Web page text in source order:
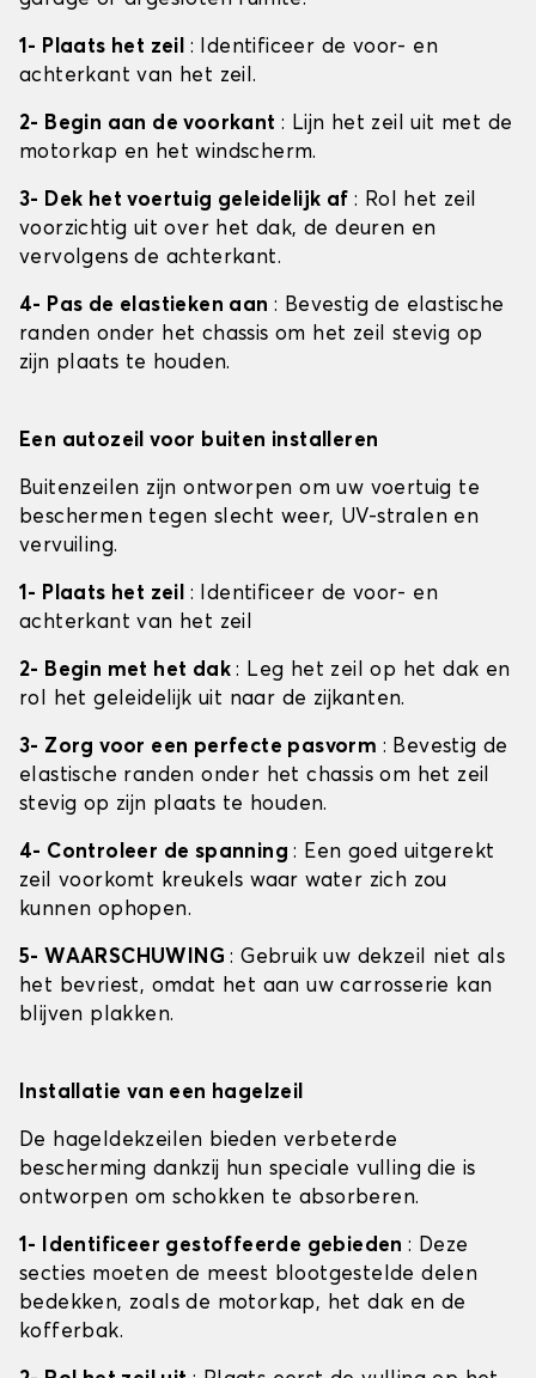
1- Plaats het zeil : Identificeer de voor- en
achterkant van het zeil.
2- Begin aan de voorkant : Lijn het zeil uit met de
motorkap en het windscherm.
3- Dek het voertuig geleidelijk af : Rol het zeil
voorzichtig uit over het dak, de deuren en
vervolgens de achterkant.
4- Pas de elastieken aan : Bevestig de elastische
randen onder het chassis om het zeil stevig op
zijn plaats te houden.
Een autozeil voor buiten installeren
Buitenzeilen zijn ontworpen om uw voertuig te
beschermen tegen slecht weer, UV-stralen en
vervuiling.
1- Plaats het zeil : Identificeer de voor- en
achterkant van het zeil
2- Begin met het dak: Leg het zeil op het dak en
rol het geleidelijk uit naar de zijkanten.
3- Zorg voor een perfecte pasvorm : Bevestig de
elastische randen onder het chassis om het zeil
stevig op zijn plaats te houden.
4- Controleer de spanning: Een goed uitgerekt
zeil voorkomt kreukels waar water zich zou
kunnen ophopen.
5- WAARSCHUWING: Gebruik uw dekzeil niet als
het bevriest, omdat het aan uw carrosserie kan
blijven plakken.
Installatie van een hagelzeil
De hageldekzeilen bieden verbeterde
bescherming dankzij hun speciale vulling die is
ontworpen om schokken te absorberen.
1- Identificeer gestoffeerde gebieden: Deze
secties moeten de meest blootgestelde delen
bedekken, zoals de motorkap, het dak en de
kofferbak.